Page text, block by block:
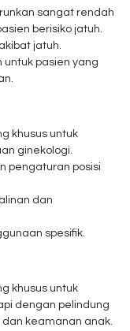
sangat rendah
berisiko jatuh.
jatuh.
untuk pasien yang
khusus untuk
ginekologi.
pengaturan posisi
dan
spesifik.
khusus untuk
dengan pelindung
keamanan anak.